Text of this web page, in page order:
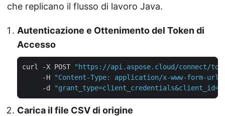
che replicano il flusso di lavoro Java.
Autenticazione e Ottenimento del Token di
Accesso
curl -X POST
"https://api.aspose.cloud/connect/
     -H
"Content-Type: application/x-www-form-
     -d
Carica il file CSV di origine